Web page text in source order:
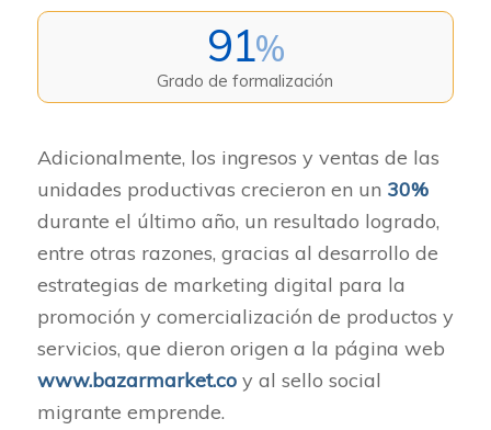
91%
Grado de formalización
Adicionalmente, los ingresos y ventas de las
unidades productivas crecieron en un 30%
durante el último año, un resultado logrado,
entre otras razones, gracias al desarrollo de
estrategias de marketing digital para la
promoción y comercialización de productos y
servicios, que dieron origen a la página web
www.bazarmarket.coy al sello social
migrante emprende.